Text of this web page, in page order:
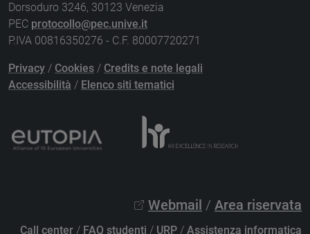
Dorsoduro 3246, 30123 Venezia
PEC protocollo@pec.unive.it
P.IVA 00816350276 - C.F. 80007720271
Privacy / Cookies / Credits e note legali
Accessibilità / Elenco siti tematici
Webmail / Area riservata
Call center / FAQ studenti / URP / Assistenza informatica